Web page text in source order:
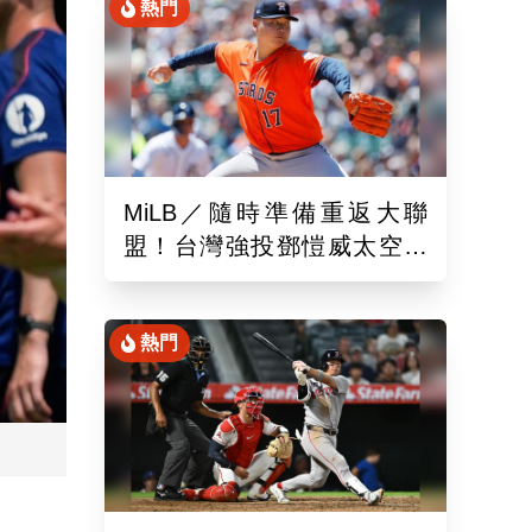
熱門
MiLB／隨時準備重返大聯
盟！台灣強投鄧愷威太空人
3A登板後援1.2局飆3K
熱門